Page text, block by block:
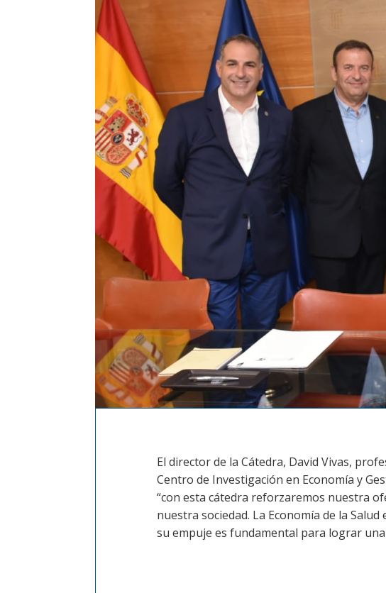
El director de la Cátedra, David Vivas,
Centro de Investigación en Economía y
“con esta cátedra reforzaremos nuestra
nuestra sociedad. La Economía de la
su empuje es fundamental para lograr